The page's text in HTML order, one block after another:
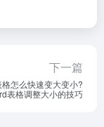
下一篇
怎么快速变大变小?
表格调整大小的技巧